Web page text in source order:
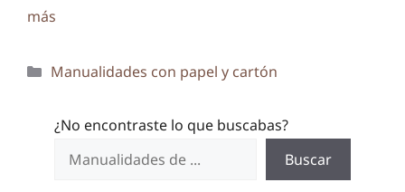
más
Categorías
Manualidades con papel y cartón
¿No encontraste lo que buscabas?
Buscar